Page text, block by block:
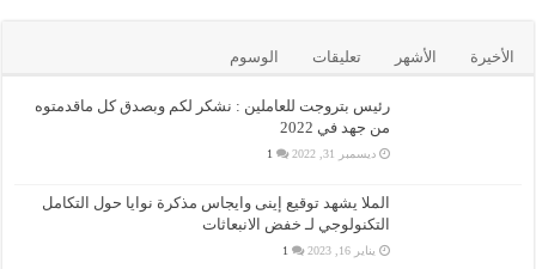
الأخيرة الأشهر تعليقات الوسوم
رئيس بتروجت للعاملين : نشكر لكم وبصدق كل ماقدمتوه
من جهد في 2022
ديسمبر 31, 2022 1
الملا يشهد توقيع إينى وايجاس مذكرة نوايا حول التكامل
التكنولوجي لـ خفض الانبعاثات
يناير 16, 2023 1